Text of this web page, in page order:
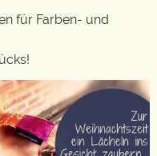
für Farben- und